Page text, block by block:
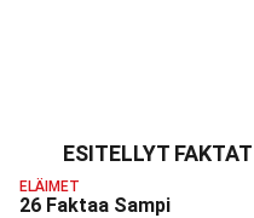
ESITELLYT FAKTAT
ELÄIMET
26 Faktaa Sampi